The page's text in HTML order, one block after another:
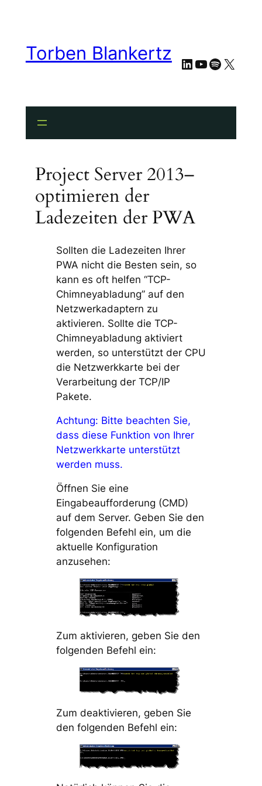
Torben Blankertz LinkedIn
YouTube
Spotify
X
Project Server 2013–
optimieren der
Ladezeiten der PWA
Sollten die Ladezeiten Ihrer
PWA nicht die Besten sein, so
kann es oft helfen “TCP-
Chimneyabladung” auf den
Netzwerkadaptern zu
aktivieren. Sollte die TCP-
Chimneyabladung aktiviert
werden, so unterstützt der CPU
die Netzwerkkarte bei der
Verarbeitung der TCP/IP
Pakete.
Achtung: Bitte beachten Sie,
dass diese Funktion von Ihrer
Netzwerkkarte unterstützt
werden muss.
Öffnen Sie eine
Eingabeaufforderung (CMD)
auf dem Server. Geben Sie den
folgenden Befehl ein, um die
aktuelle Konfiguration
anzusehen:
Zum aktivieren, geben Sie den
folgenden Befehl ein:
Zum deaktivieren, geben Sie
den folgenden Befehl ein: